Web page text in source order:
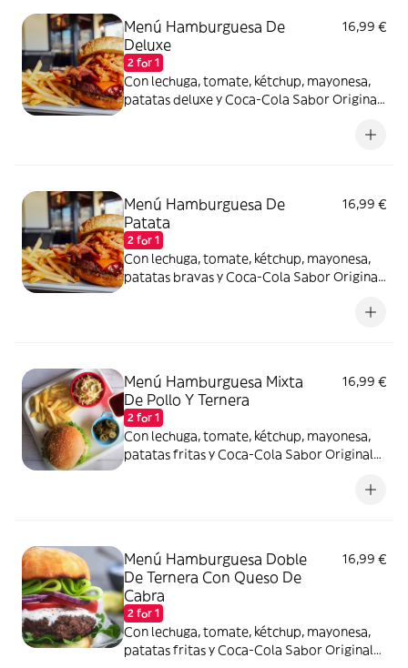
Menú Hamburguesa De
Deluxe
2 for 1
16,99 €
Con lechuga, tomate, kétchup, mayonesa,
patatas deluxe y Coca-Cola Sabor Original
Menú Hamburguesa De
Patata
2 for 1
16,99 €
Con lechuga, tomate, kétchup, mayonesa,
patatas bravas y Coca-Cola Sabor Original
Menú Hamburguesa Mixta
De Pollo Y Ternera
2 for 1
16,99 €
Con lechuga, tomate, kétchup, mayonesa,
patatas fritas y Coca-Cola Sabor Original
Menú Hamburguesa Doble
De Ternera Con Queso De
Cabra
2 for 1
16,99 €
Con lechuga, tomate, kétchup, mayonesa,
patatas fritas y Coca-Cola Sabor Original